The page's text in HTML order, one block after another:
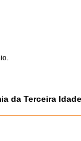
da Terceira Idade